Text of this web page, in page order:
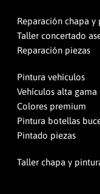
Reparación chapa y
Taller concertado
Reparación piezas
Pintura vehículos
Vehículos alta gama
Colores premium
Pintura botellas
Pintado piezas
Taller chapa y